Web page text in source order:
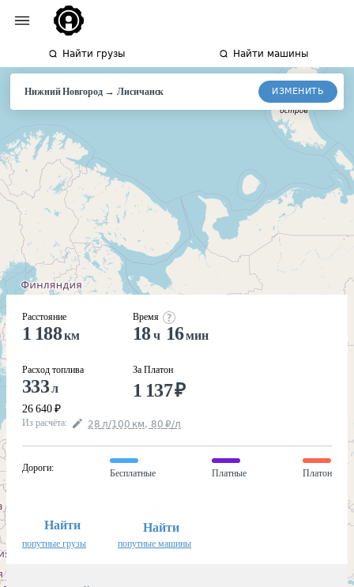
Найти грузы Найти машины
Нижний Новгород→Лисичанск ИЗМЕНИТЬ
Расстояние
1 188км
Расход топлива
333л
26 640 ₽
Время
18ч 16мин
За Платон
1 137₽
Из расчёта: 28 л/100 км, 80 ₽/л
Дороги:
Бесплатные Платные Платон
Найти
попутные грузы
Найти
попутные машины